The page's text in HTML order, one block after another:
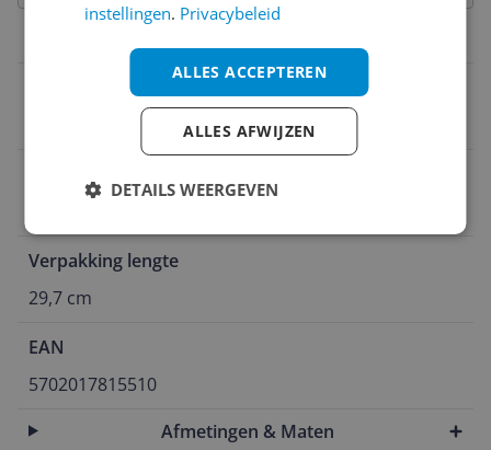
Verpakking hoogte
Verpakking lengte
29,7 cm
EAN
5702017815510
Afmetingen & Maten
instellingen. Privacybeleid
ALLES ACCEPTEREN
ALLES AFWIJZEN
DETAILS WEERGEVEN